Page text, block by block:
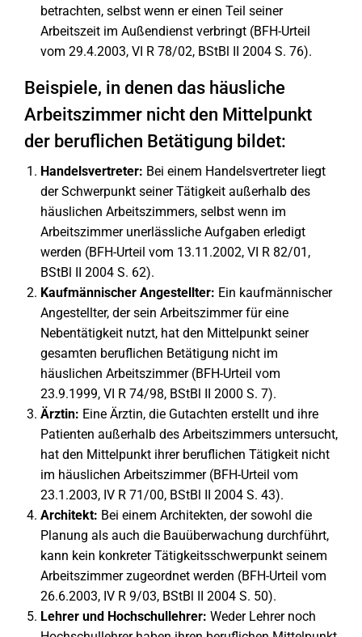
betrachten, selbst wenn er einen Teil seiner
Arbeitszeit im Außendienst verbringt (BFH-Urteil
vom 29.4.2003, VI R 78/02, BStBl II 2004 S. 76).
Beispiele, in denen das häusliche
Arbeitszimmer nicht den Mittelpunkt
der beruflichen Betätigung bildet:
Handelsvertreter: Bei einem Handelsvertreter liegt
der Schwerpunkt seiner Tätigkeit außerhalb des
häuslichen Arbeitszimmers, selbst wenn im
Arbeitszimmer unerlässliche Aufgaben erledigt
werden (BFH-Urteil vom 13.11.2002, VI R 82/01,
BStBl II 2004 S. 62).
Kaufmännischer Angestellter: Ein kaufmännischer
Angestellter, der sein Arbeitszimmer für eine
Nebentätigkeit nutzt, hat den Mittelpunkt seiner
gesamten beruflichen Betätigung nicht im
häuslichen Arbeitszimmer (BFH-Urteil vom
23.9.1999, VI R 74/98, BStBl II 2000 S. 7).
Ärztin: Eine Ärztin, die Gutachten erstellt und ihre
Patienten außerhalb des Arbeitszimmers untersucht,
hat den Mittelpunkt ihrer beruflichen Tätigkeit nicht
im häuslichen Arbeitszimmer (BFH-Urteil vom
23.1.2003, IV R 71/00, BStBl II 2004 S. 43).
Architekt: Bei einem Architekten, der sowohl die
Planung als auch die Bauüberwachung durchführt,
kann kein konkreter Tätigkeitsschwerpunkt seinem
Arbeitszimmer zugeordnet werden (BFH-Urteil vom
26.6.2003, IV R 9/03, BStBl II 2004 S. 50).
Lehrer und Hochschullehrer: Weder Lehrer noch